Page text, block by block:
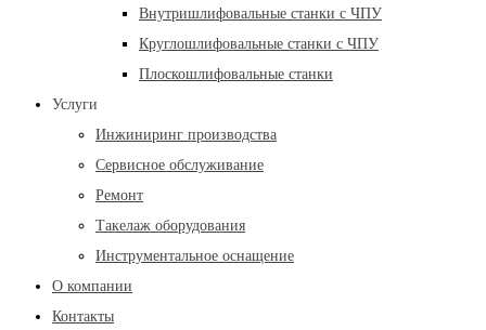
Внутришлифовальные станки с ЧПУ
Круглошлифовальные станки с ЧПУ
Плоскошлифовальные станки
Услуги
Инжиниринг производства
Сервисное обслуживание
Ремонт
Такелаж оборудования
Инструментальное оснащение
О компании
Контакты